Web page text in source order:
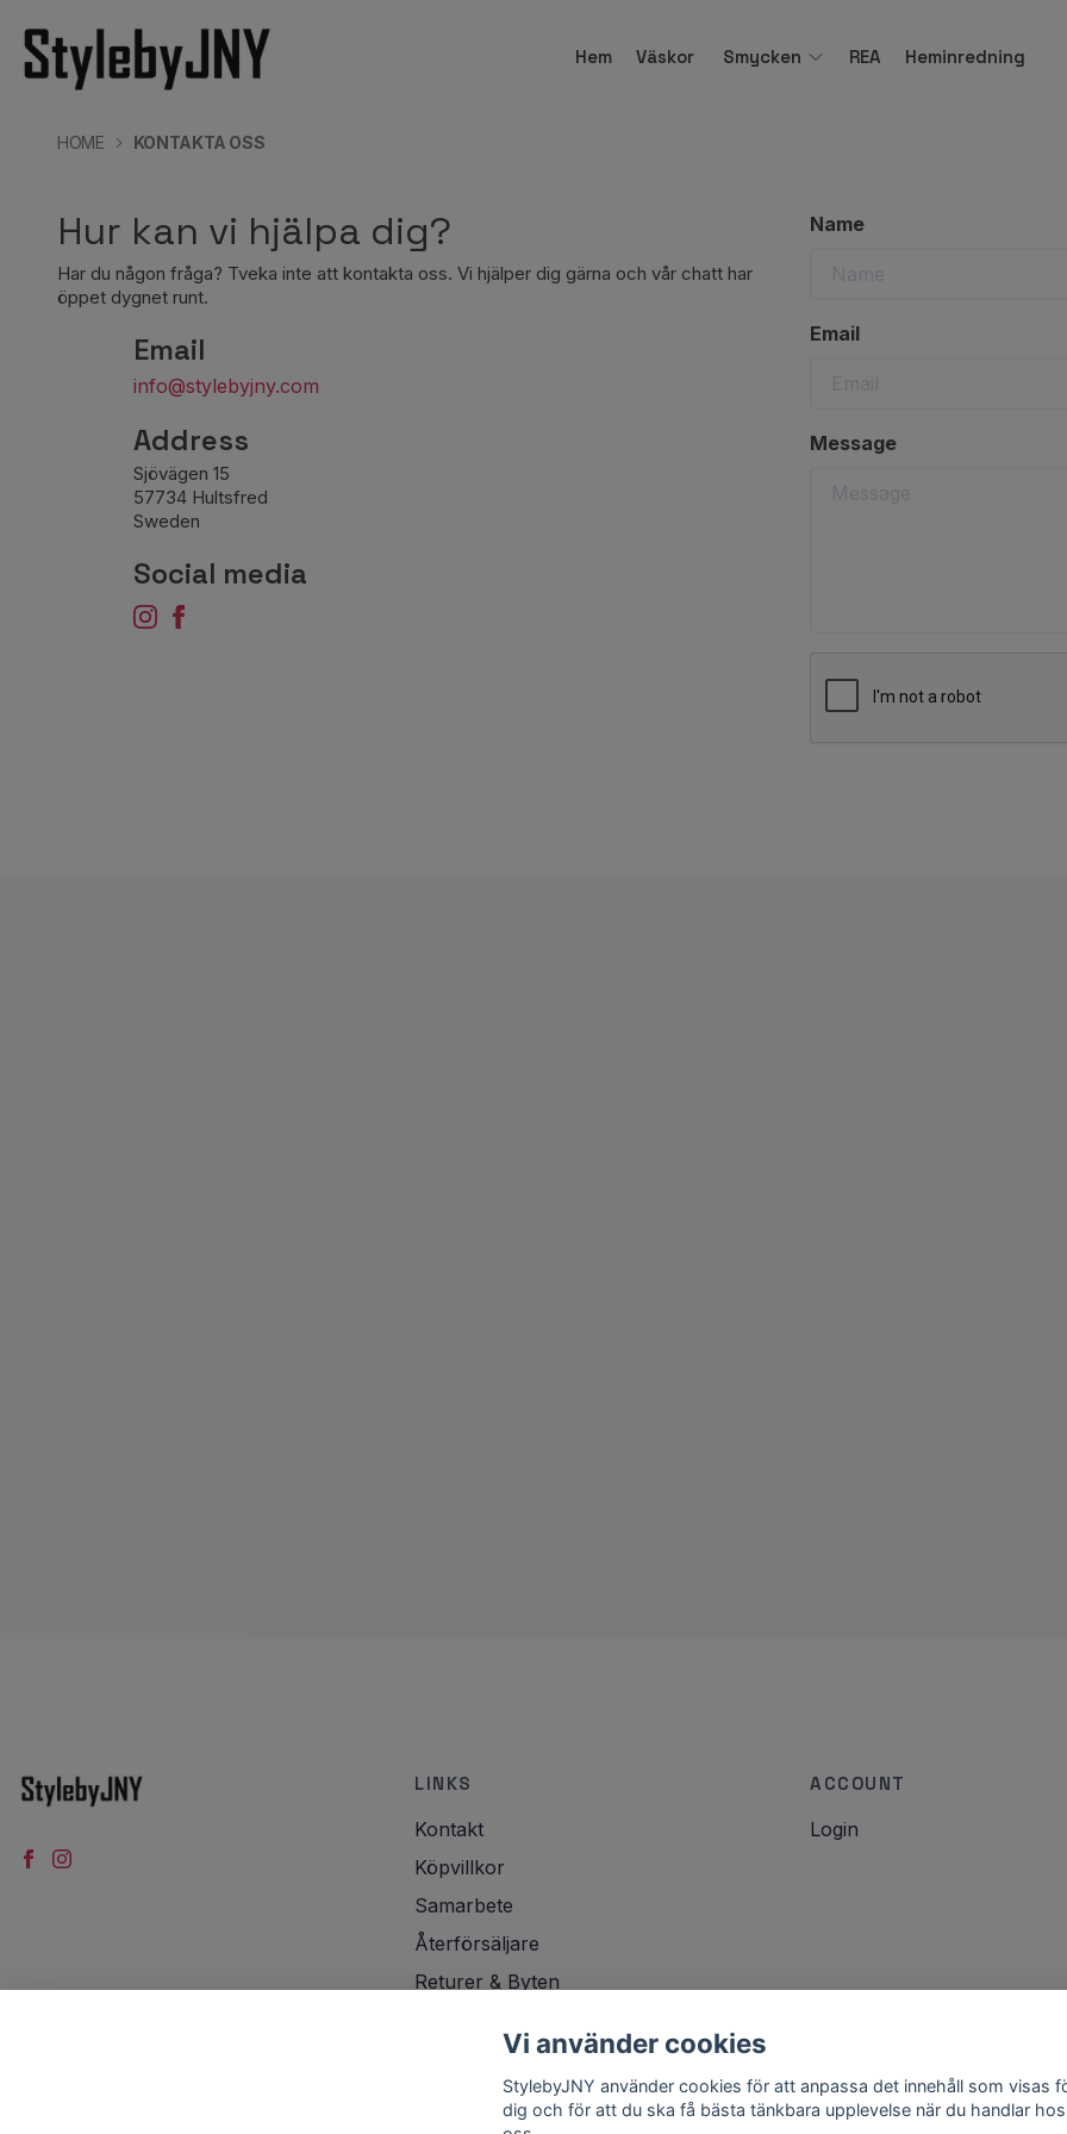
Hem Väskor Smycken REA Heminredning
HOME KONTAKTA OSS
Hur kan vi hjälpa dig?
Har du någon fråga? Tveka inte att kontakta oss. Vi hjälper dig gärna och vår chatt har
öppet dygnet runt.
Email
info@stylebyjny.com
Address
Sjövägen 15
57734 Hultsfred
Sweden
Social media
Name
Email
Message
LINKS
Kontakt
Köpvillkor
Samarbete
Återförsäljare
Returer & Byten
ACCOUNT
Login
Vi använder cookies
StylebyJNY använder cookies för att anpassa det innehåll som visas
dig och för att du ska få bästa tänkbara upplevelse när du handlar hos